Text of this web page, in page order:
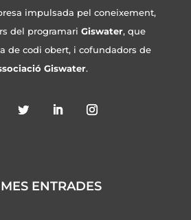
impulsada pel coneixement,
del programari Giswater, que
de codi obert, i cofundadors de
Giswater.
ENTRADES